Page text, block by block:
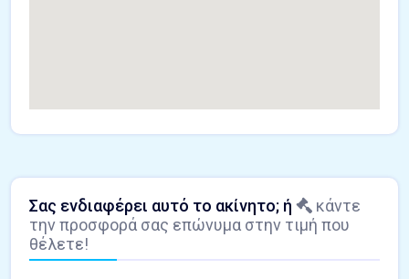
Σας ενδιαφέρει αυτό το ακίνητο; ή
κάντε
την προσφορά σας επώνυμα στην τιμή που
θέλετε!